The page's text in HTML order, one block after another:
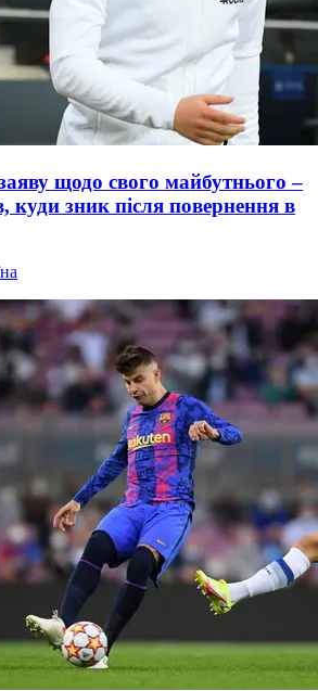
щодо свого майбутнього –
куди зник після повернення в